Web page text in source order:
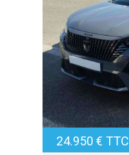
24.950 € TTC